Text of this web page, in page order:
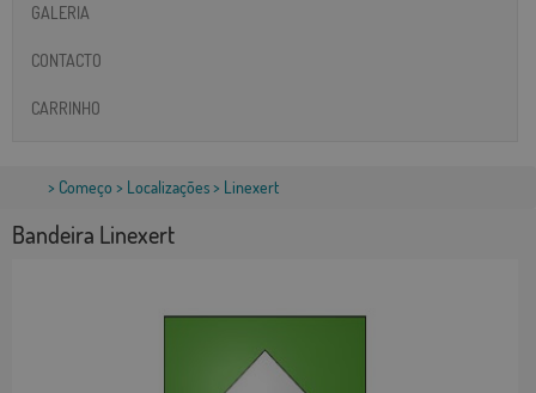
GALERIA
CONTACTO
CARRINHO
> Começo > Localizações> Linexert
Bandeira Linexert